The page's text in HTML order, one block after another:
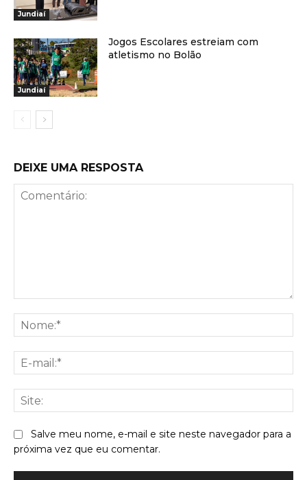
Jundiaí
Jundiaí
Jogos Escolares estreiam com
atletismo no Bolão
DEIXE UMA RESPOSTA
Salve meu nome, e-mail e site neste navegador para a
próxima vez que eu comentar.